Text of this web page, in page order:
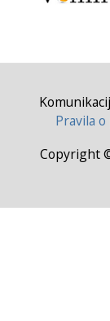
Pravila
Copyright